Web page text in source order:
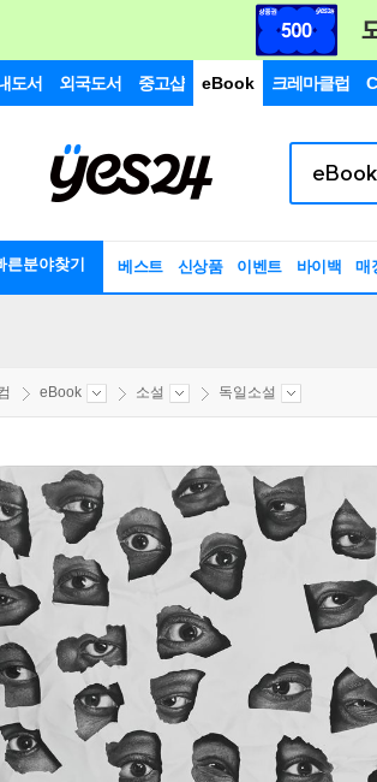
도서 외국도서 중고샵 eBook 크레마클럽
른분야찾기 베스트 신상품 이벤트 바이백 매
eBook 소설 독일소설